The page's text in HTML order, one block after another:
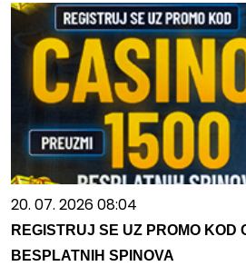
20. 07. 2026 08:04
REGISTRUJ SE UZ PROMO KOD
BESPLATNIH SPINOVA